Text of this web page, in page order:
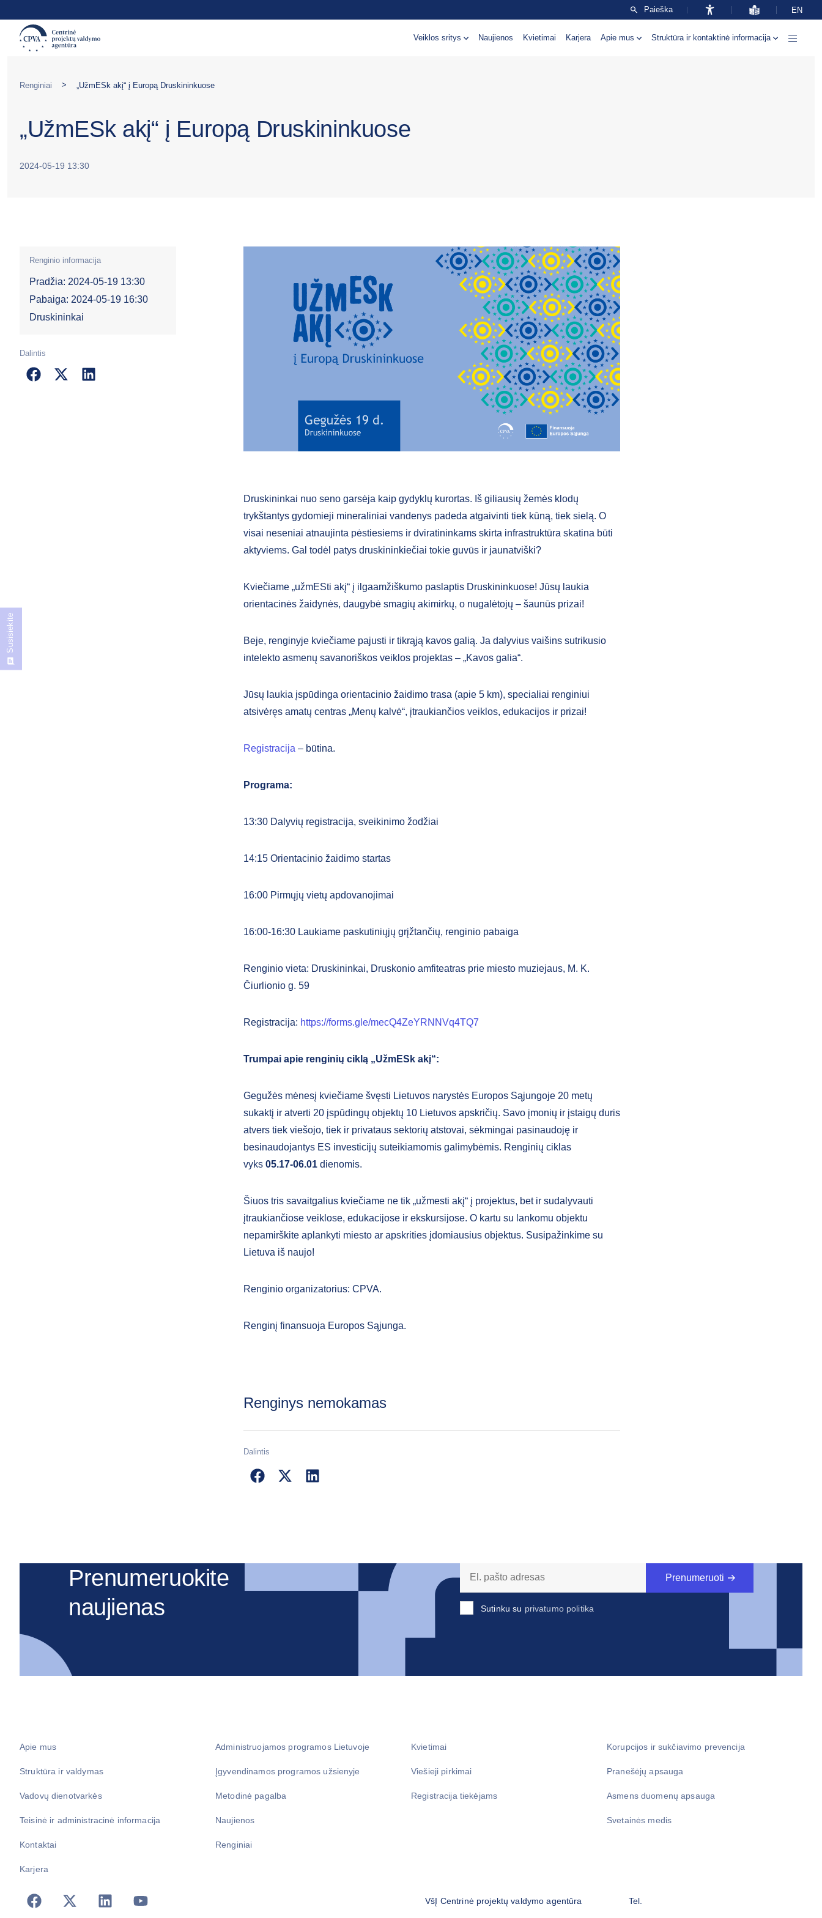
Paieška EN
Veiklos sritys Naujienos Kvietimai Karjera Apie mus Struktūra ir kontaktinė informacija
Renginiai > „UžmESk akį“ į Europą Druskininkuose
„UžmESk akį“ į Europą Druskininkuose
2024-05-19 13:30
Renginio informacija
Pradžia: 2024-05-19 13:30
Pabaiga: 2024-05-19 16:30
Druskininkai
Dalintis
Druskininkai nuo seno garsėja kaip gydyklų kurortas. Iš giliausių žemės klodų
trykštantys gydomieji mineraliniai vandenys padeda atgaivinti tiek kūną, tiek sielą. O
visai neseniai atnaujinta pėstiesiems ir dviratininkams skirta infrastruktūra skatina būti
aktyviems. Gal todėl patys druskininkiečiai tokie guvūs ir jaunatviški?
Kviečiame „užmESti akį“ į ilgaamžiškumo paslaptis Druskininkuose! Jūsų laukia
orientacinės žaidynės, daugybė smagių akimirkų, o nugalėtojų – šaunūs prizai!
Beje, renginyje kviečiame pajusti ir tikrąją kavos galią. Ja dalyvius vaišins sutrikusio
intelekto asmenų savanoriškos veiklos projektas – „Kavos galia“.
Jūsų laukia įspūdinga orientacinio žaidimo trasa (apie 5 km), specialiai renginiui
atsivėręs amatų centras „Menų kalvė“, įtraukiančios veiklos, edukacijos ir prizai!
Registracija – būtina.
Programa:
13:30 Dalyvių registracija, sveikinimo žodžiai
14:15 Orientacinio žaidimo startas
16:00 Pirmųjų vietų apdovanojimai
16:00-16:30 Laukiame paskutiniųjų grįžtančių, renginio pabaiga
Renginio vieta: Druskininkai, Druskonio amfiteatras prie miesto muziejaus, M. K.
Čiurlionio g. 59
Registracija: https://forms.gle/mecQ4ZeYRNNVq4TQ7
Trumpai apie renginių ciklą „UžmESk akį“:
Gegužės mėnesį kviečiame švęsti Lietuvos narystės Europos Sąjungoje 20 metų
sukaktį ir atverti 20 įspūdingų objektų 10 Lietuvos apskričių. Savo įmonių ir įstaigų duris
atvers tiek viešojo, tiek ir privataus sektorių atstovai, sėkmingai pasinaudoję ir
besinaudojantys ES investicijų suteikiamomis galimybėmis. Renginių ciklas
vyks 05.17-06.01 dienomis.
Šiuos tris savaitgalius kviečiame ne tik „užmesti akį“ į projektus, bet ir sudalyvauti
įtraukiančiose veiklose, edukacijose ir ekskursijose. O kartu su lankomu objektu
nepamirškite aplankyti miesto ar apskrities įdomiausius objektus. Susipažinkime su
Lietuva iš naujo!
Renginio organizatorius: CPVA.
Renginį finansuoja Europos Sąjunga.
Renginys nemokamas
Dalintis
Prenumeruokite
naujienas
Sutinku su privatumo politika
Prenumeruoti
Apie mus
Struktūra ir valdymas
Vadovų dienotvarkės
Teisinė ir administracinė informacija
Kontaktai
Karjera
Administruojamos programos Lietuvoje
Įgyvendinamos programos užsienyje
Metodinė pagalba
Naujienos
Renginiai
Kvietimai
Viešieji pirkimai
Registracija tiekėjams
Korupcijos ir sukčiavimo prevencija
Pranešėjų apsauga
Asmens duomenų apsauga
Svetainės medis
VšĮ Centrinė projektų valdymo agentūra Tel.
Susisiekite